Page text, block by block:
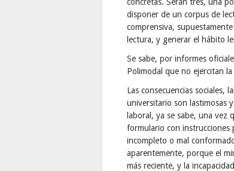
disponer de un corpus de
comprensiva,
lectura, y generar el hábito
Se sabe, por informes
Polimodal que no ejercitan
Las consecuencias sociales,
universitario son lastimosas
laboral, ya se sabe, una vez
formulario con instrucciones
incompleto o mal
aparentemente, porque el
más reciente, y la